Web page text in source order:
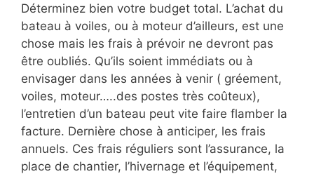
Déterminez bien votre budget total. L’achat du
bateau à voiles, ou à moteur d’ailleurs, est une
chose mais les frais à prévoir ne devront pas
être oubliés. Qu’ils soient immédiats ou à
envisager dans les années à venir ( gréement,
voiles, moteur…..des postes très coûteux),
l’entretien d’un bateau peut vite faire flamber la
facture. Dernière chose à anticiper, les frais
annuels. Ces frais réguliers sont l’assurance, la
place de chantier, l’hivernage et l’équipement,